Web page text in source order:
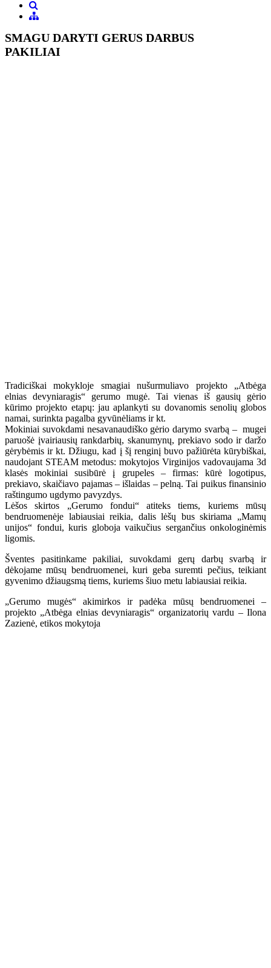
SMAGU DARYTI GERUS DARBUS
PAKILIAI
Tradiciškai mokykloje smagiai nušurmuliavo projekto „Atbėga
elnias devyniaragis“ gerumo mugė. Tai vienas iš gausių gėrio
kūrimo projekto etapų: jau aplankyti su dovanomis senolių globos
namai, surinkta pagalba gyvūnėliams ir kt.
Mokiniai suvokdami nesavanaudiško gėrio darymo svarbą – mugei
paruošė įvairiausių rankdarbių, skanumynų, prekiavo sodo ir daržo
gėrybėmis ir kt. Džiugu, kad į šį renginį buvo pažiūrėta kūrybiškai,
naudojant STEAM metodus: mokytojos Virginijos vadovaujama 3d
klasės mokiniai susibūrė į grupeles – firmas: kūrė logotipus,
prekiavo, skaičiavo pajamas – išlaidas – pelną. Tai puikus finansinio
raštingumo ugdymo pavyzdys.
Lėšos skirtos „Gerumo fondui“ atiteks tiems, kuriems mūsų
bendruomenėje labiausiai reikia, dalis lėšų bus skiriama „Mamų
unijos“ fondui, kuris globoja vaikučius sergančius onkologinėmis
ligomis.
Šventes pasitinkame pakiliai, suvokdami gerų darbų svarbą ir
dėkojame mūsų bendruomenei, kuri geba suremti pečius, teikiant
gyvenimo džiaugsmą tiems, kuriems šiuo metu labiausiai reikia.
„Gerumo mugės“ akimirkos ir padėka mūsų bendruomenei –
projekto „Atbėga elnias devyniaragis“ organizatorių vardu – Ilona
Zazienė, etikos mokytoja